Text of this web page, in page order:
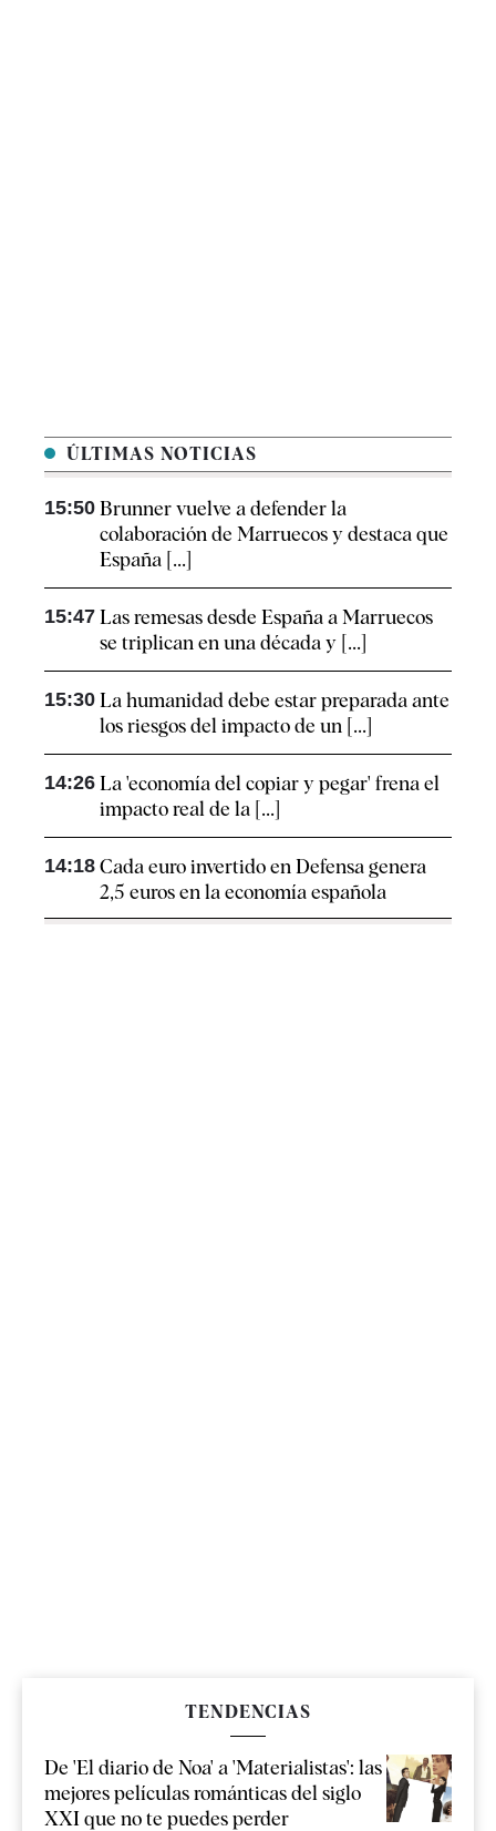
ÚLTIMAS NOTICIAS
15:50 Brunner vuelve a defender la
colaboración de Marruecos y destaca que
España [...]
15:47 Las remesas desde España a Marruecos
se triplican en una década y [...]
15:30 La humanidad debe estar preparada ante
los riesgos del impacto de un [...]
14:26 La 'economía del copiar y pegar' frena el
impacto real de la [...]
14:18 Cada euro invertido en Defensa genera
2,5 euros en la economía española
TENDENCIAS
De 'El diario de Noa' a 'Materialistas': las
mejores películas románticas del siglo
XXI que no te puedes perder